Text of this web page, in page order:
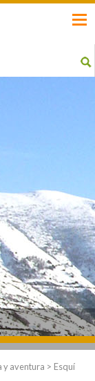
y aventura > Esquí